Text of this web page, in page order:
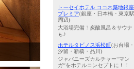
カプセル内には、テレビ、
トーセイホテル ココネ築地銀座
プレミア(銀座・日本橋・東京駅
周辺)
大浴場完備！炭酸風呂＆サウナ
も♪
ホテルタビノス浜松町 (お台場・
汐留・新橋・品川)
ジャパニーズカルチャー“マン
ガ“をホテルコンセプトに！！